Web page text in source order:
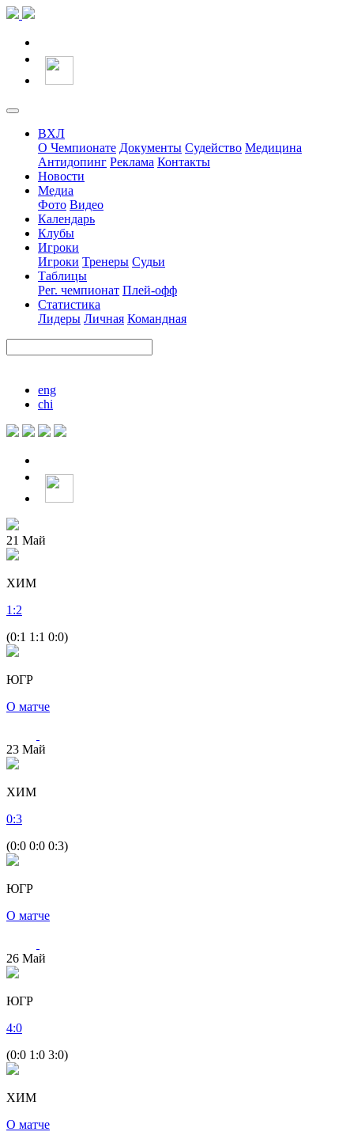
ВХЛ
О Чемпионате Документы Судейство Медицина
Антидопинг Реклама Контакты
Новости
Медиа
Фото Видео
Календарь
Клубы
Игроки
Игроки Тренеры Судьи
Таблицы
Рег. чемпионат Плей-офф
Статистика
Лидеры Личная Командная
eng
chi
21 Май
ХИМ
1 :2
(0:1 1:1 0:0)
ЮГР
О матче
23 Май
ХИМ
0:3
(0:0 0:0 0:3)
ЮГР
О матче
26 Май
ЮГР
4:0
(0:0 1:0 3:0)
ХИМ
О матче